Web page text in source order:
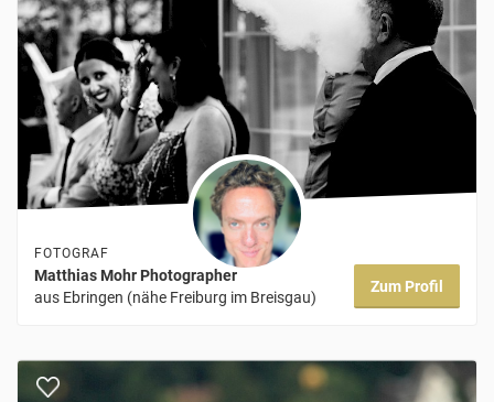
FOTOGRAF
Matthias Mohr Photographer
aus Ebringen (nähe Freiburg im Breisgau)
Zum Profil